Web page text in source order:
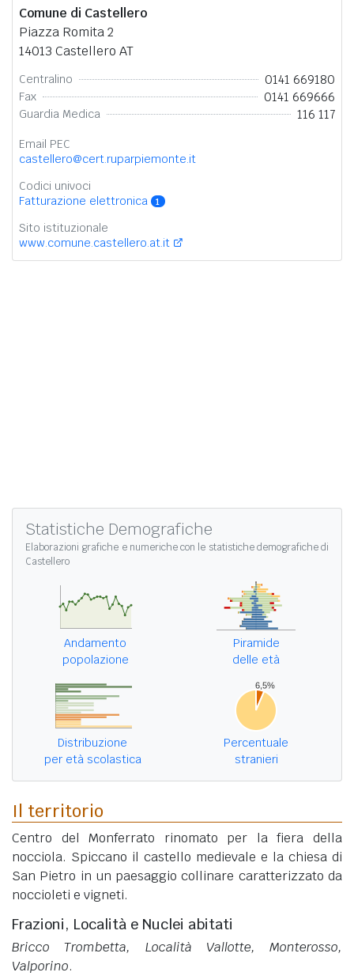
Comune di Castellero
Piazza Romita 2
14013 Castellero AT
Centralino 0141 669180
Fax 0141 669666
Guardia Medica 116 117
Email PEC
castellero@cert.ruparpiemonte.it
Codici univoci
Fatturazione elettronica
1
Sito istituzionale
www.comune.castellero.at.it
Statistiche Demografiche
Elaborazioni grafiche e numeriche con le statistiche demografiche di
Castellero
Andamento
popolazione
Piramide
delle età
Distribuzione
per età scolastica
Percentuale
stranieri
Il territorio
Centro del Monferrato rinomato per la fiera della
nocciola. Spiccano il castello medievale e la chiesa di
San Pietro in un paesaggio collinare caratterizzato da
noccioleti e vigneti.
Frazioni, Località e Nuclei abitati
Bricco Trombetta, Località Vallotte, Monterosso,
Valporino.